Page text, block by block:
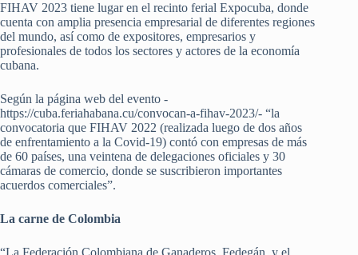
FIHAV 2023 tiene lugar en el recinto ferial Expocuba, donde
cuenta con amplia presencia empresarial de diferentes regiones
del mundo, así como de expositores, empresarios y
profesionales de todos los sectores y actores de la economía
cubana.
Según la página web del evento -
https://cuba.feriahabana.cu/convocan-a-fihav-2023/- “la
convocatoria que FIHAV 2022 (realizada luego de dos años
de enfrentamiento a la Covid-19) contó con empresas de más
de 60 países, una veintena de delegaciones oficiales y 30
cámaras de comercio, donde se suscribieron importantes
acuerdos comerciales”.
La carne de Colombia